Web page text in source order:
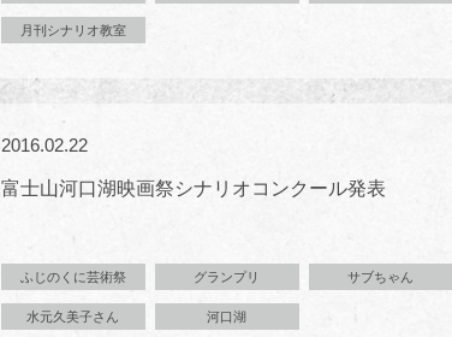
月刊シナリオ教室
2016.02.22
富士山河口湖映画祭シナリオコンクール発表
ふじのくに芸術祭 グランプリ サブちゃん
水元久美子さん 河口湖